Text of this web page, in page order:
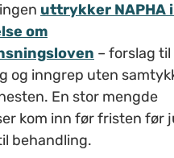
uttrykker NAPHA
om
– forslag
og inngrep uten
En stor mengde
kom inn før fristen før
behandling.